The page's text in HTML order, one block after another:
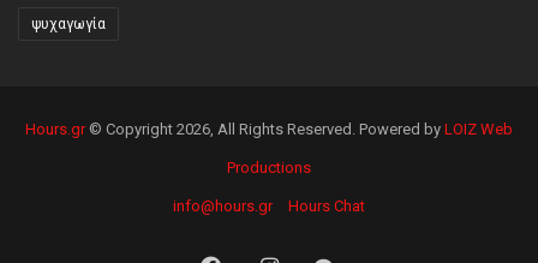
ψυχαγωγία
Hours.gr© Copyright 2026, All Rights Reserved. Powered by LOIZ Web
Productions
info@hours.gr Hours Chat